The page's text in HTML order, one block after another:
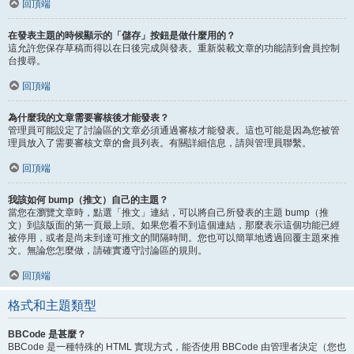
回頂端
在發表主題的時候顯示的「儲存」按鈕是做什麼用的？
這允許您保存草稿而得以在日後完成與發表。重新裝載文章的功能請到會員控制
台搜尋。
回頂端
為什麼我的文章需要審核後才能發表？
管理員可能設定了討論區的文章必須通過審核才能發表。這也可能是因為您被管
理員放入了需要審核文章的會員列表。有關詳細信息，請與管理員聯繫。
回頂端
我該如何 bump（推文）自己的主題？
當您在瀏覽文章時，點選「推文」連結，可以將自己所發表的主題 bump（推
文）到該版面的第一頁最上頭。如果您看不到這個連結，那麼表示這個功能已經
被停用，或者是尚未到達可推文的間隔時間。您也可以簡單地透過回覆主題來推
文。無論您怎麼做，請確實遵守討論區的規則。
回頂端
格式和主題類型
BBCode 是甚麼？
BBCode 是一種特殊的 HTML 實現方式，能否使用 BBCode 由管理者決定（您也